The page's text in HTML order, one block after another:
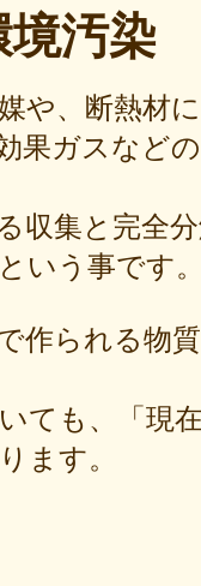
汚染
や、断熱材
果ガスなど
収集と完全
いう事です
作られる物
ても、「現
ます。